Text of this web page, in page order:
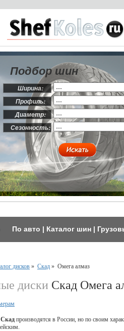
Подбор шин
Ширина:
Профиль:
Диаметр:
Сезонность:
По авто | Каталог шин |
дисков » Скад » Омега алмаз
диски Скад Омега
производятся в России, но по своим